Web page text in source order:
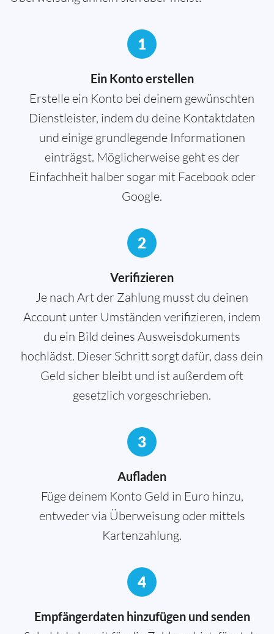
1
Ein Konto erstellen
Erstelle ein Konto bei deinem gewünschten
Dienstleister, indem du deine Kontaktdaten
und einige grundlegende Informationen
einträgst. Möglicherweise geht es der
Einfachheit halber sogar mit Facebook oder
Google.
2
Verifizieren
Je nach Art der Zahlung musst du deinen
Account unter Umständen verifizieren, indem
du ein Bild deines Ausweisdokuments
hochlädst. Dieser Schritt sorgt dafür, dass dein
Geld sicher bleibt und ist außerdem oft
gesetzlich vorgeschrieben.
3
Aufladen
Füge deinem Konto Geld in Euro hinzu,
entweder via Überweisung oder mittels
Kartenzahlung.
4
Empfängerdaten hinzufügen und senden